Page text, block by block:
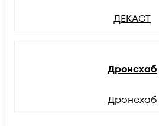
ДЕКАСТ
Дронсхаб
Дронсхаб